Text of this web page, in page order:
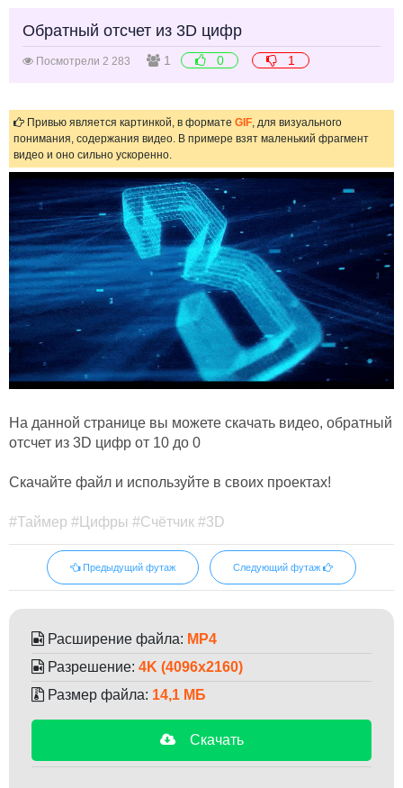
Обратный отсчет из 3D цифр
Посмотрели 2 283 1 0 1
Привью является картинкой, в формате GIF, для визуального
понимания, содержания видео. В примере взят маленький фрагмент
видео и оно сильно ускоренно.
На данной странице вы можете скачать видео, обратный
отсчет из 3D цифр от 10 до 0
Скачайте файл и используйте в своих проектах!
#Таймер #Цифры #Счётчик #3D
Предыдущий футаж Следующий футаж
Расширение файла: MP4
Разрешение: 4K (4096x2160)
Размер файла: 14,1 МБ
Скачать